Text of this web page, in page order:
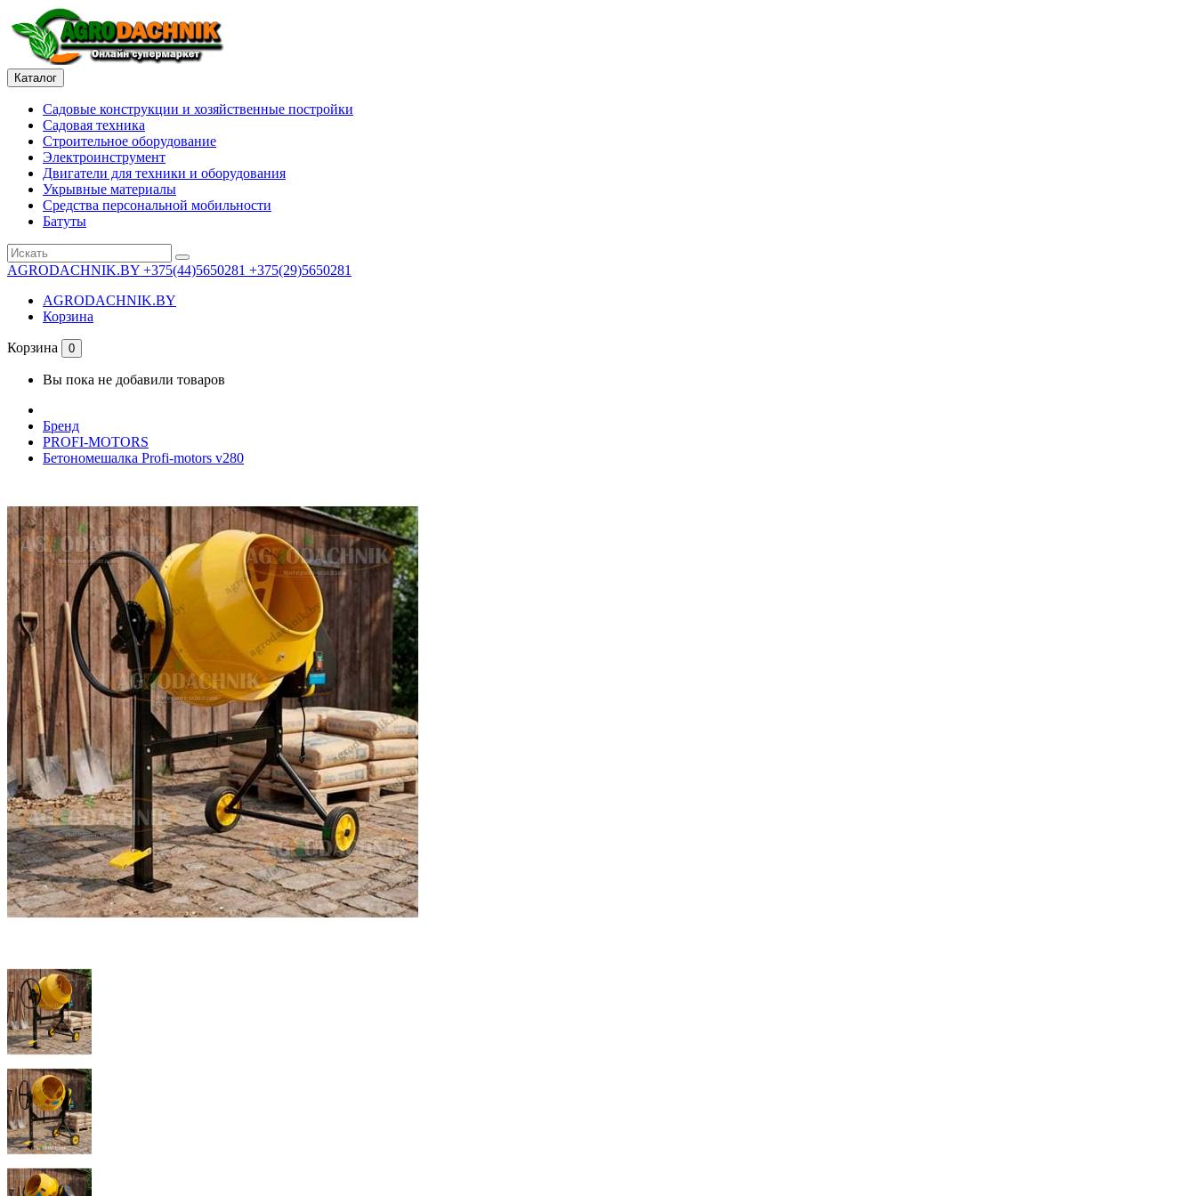
Каталог
Садовые конструкции и хозяйственные постройки
Садовая техника
Строительное оборудование
Электроинструмент
Двигатели для техники и оборудования
Укрывные материалы
Средства персональной мобильности
Батуты
AGRODACHNIK.BY +375(44)5650281 +375(29)5650281
AGRODACHNIK.BY
Корзина
Корзина 0
Вы пока не добавили товаров
Бренд
PROFI-MOTORS
Бетономешалка Profi-motors v280